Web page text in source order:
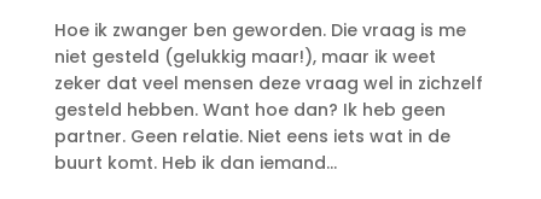
Hoe ik zwanger ben geworden. Die vraag is me
niet gesteld (gelukkig maar!), maar ik weet
zeker dat veel mensen deze vraag wel in zichzelf
gesteld hebben. Want hoe dan? Ik heb geen
partner. Geen relatie. Niet eens iets wat in de
buurt komt. Heb ik dan iemand...